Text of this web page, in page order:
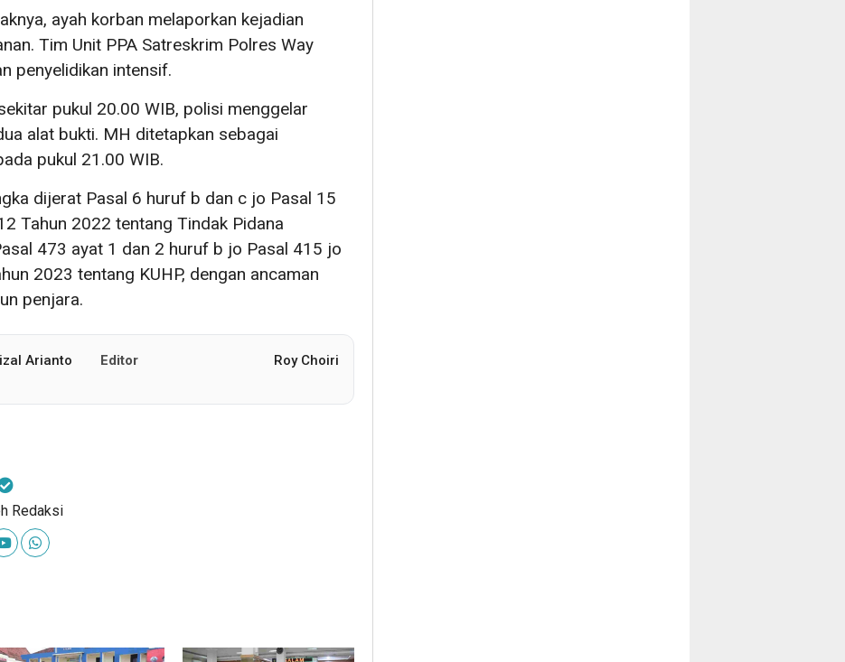
ayah korban melaporkan kejadian
Tim Unit PPA Satreskrim Polres Way
penyelidikan intensif.
pukul 20.00 WIB, polisi menggelar
alat bukti. MH ditetapkan sebagai
pukul 21.00 WIB.
dijerat Pasal 6 huruf b dan c jo Pasal 15
Tahun 2022 tentang Tindak Pidana
473 ayat 1 dan 2 huruf b jo Pasal 415 jo
2023 tentang KUHP, dengan ancaman
penjara.
Arianto Editor Roy Choiri
Redaksi